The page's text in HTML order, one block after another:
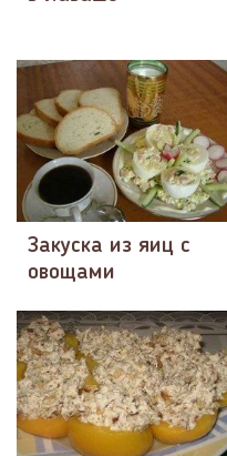
Закуска из яиц с
овощами